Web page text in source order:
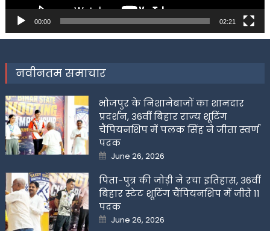
00:00 02:21
नवीनतम समाचार
भोजपुर के निशानेबाजों का शानदार
प्रदर्शन, 36वीं बिहार राज्य शूटिंग
चैंपियनशिप में पलक सिंह ने जीता स्वर्ण
पदक
Posted
on
June 26, 2026
पिता-पुत्र की जोड़ी ने रचा इतिहास, 36वीं
बिहार स्टेट शूटिंग चैंपियनशिप में जीते 11
पदक
Posted
on
June 26, 2026